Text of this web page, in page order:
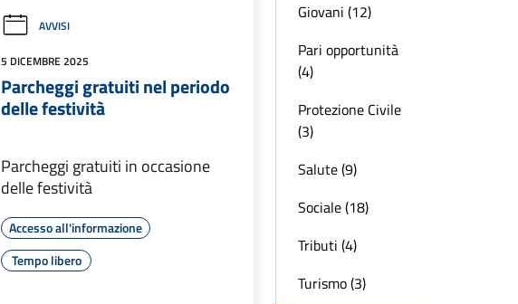
AVVISI
5 DICEMBRE 2025
Parcheggi gratuiti nel periodo
delle festività
Parcheggi gratuiti in occasione
delle festività
Accesso all'informazione
Tempo libero
Giovani (12)
Pari opportunità
(4)
Protezione Civile
(3)
Salute (9)
Sociale (18)
Tributi (4)
Turismo (3)